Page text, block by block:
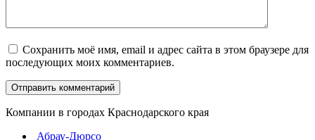
Сохранить моё имя, email и адрес сайта в этом браузере для
последующих моих комментариев.
Компании в городах Краснодарского края
Абрау-Дюрсо